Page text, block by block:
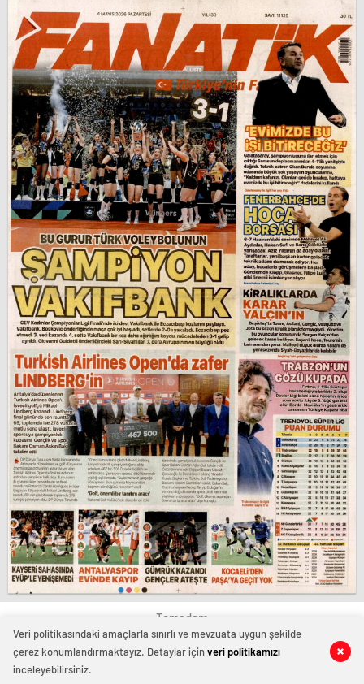
Temadam
Veri politikasındaki amaçlarla sınırlı ve mevzuata uygun şekilde
çerez konumlandırmaktayız. Detaylar içinveri politikamızı
inceleyebilirsiniz.